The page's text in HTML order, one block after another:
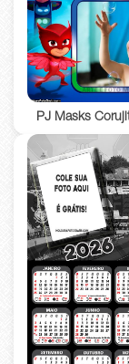
PJ Masks